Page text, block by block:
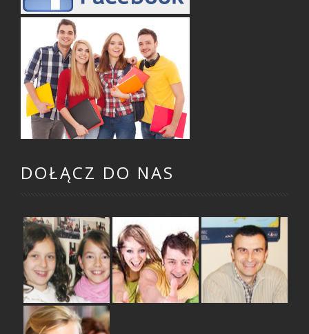
DOŁĄCZ DO NAS
ZAJĘCIA DLA
DZIECI
ZAJĘCIA DLA
MŁODZIEŻY
ZAJĘCIA DLA
DOROSŁYCH